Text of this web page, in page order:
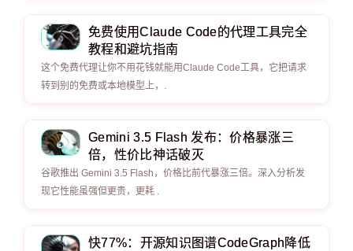
免费使用Claude Code的代理工具完全
教程和避坑指南
这个免费代理让你不用花钱就能用Claude Code工具，它把请求
转到别的免费或本地模型上，.
Gemini 3.5 Flash 发布：价格暴涨三
倍，性价比神话破灭
谷歌推出 Gemini 3.5 Flash，价格比前代暴涨三倍。深入分析发
现它性能虽强但更贵，更耗 .
快77%：开源知识图谱CodeGraph降低